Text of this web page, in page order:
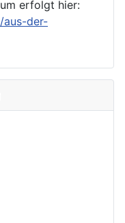
erfolgt hier:
aus-der-